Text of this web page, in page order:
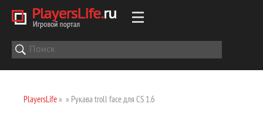
PlayersLife» » Рукава troll face для CS 1.6